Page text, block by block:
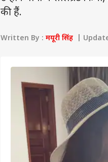
की हैं.
Written By : मयूरी सिंह |